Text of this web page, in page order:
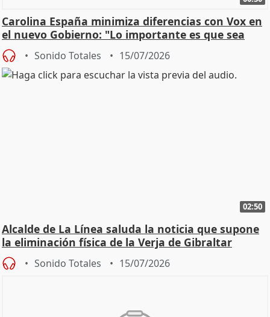
Carolina España minimiza diferencias con Vox en
el nuevo Gobierno: "Lo importante es que sea
una leg
Sonido Totales 15/07/2026
02:50
Alcalde de La Línea saluda la noticia que supone
la eliminación física de la Verja de Gibraltar
Sonido Totales 15/07/2026